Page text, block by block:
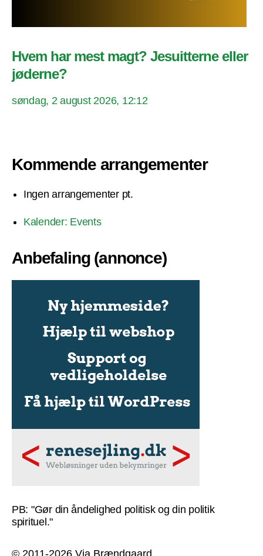
Hvem har mest magt? Jesuitterne eller
jøderne?
søndag, 2 august 2026, 12:12
Kommende arrangementer
Ingen arrangementer pt.
Kalender: Events
Anbefaling (annonce)
PB: "Gør din åndelighed politisk og din politik
spirituel."
© 2011-2026 Via Brændgaard